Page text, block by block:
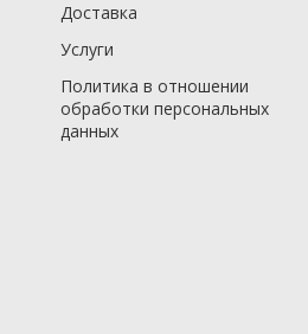
Доставка
Услуги
Политика в отношении
обработки персональных
данныx